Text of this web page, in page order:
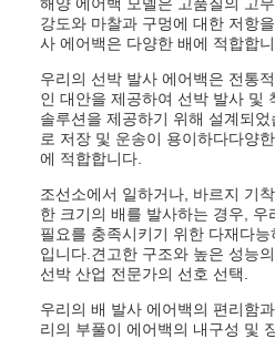
강도와 마찰과 구멍에 대한 저항
사 에어백은 다양한 배에 적합합
우리의 선박 발사 에어백은 전통
인 대안을 제공하여 선박 발사 및
솔루션을 제공하기 위해 설계되
로 저장 및 운송이 용이하다다양
에 적합합니다.
조선소에서 일하거나, 바르지 기
한 크기의 배를 발사하는 경우, 우
필요를 충족시키기 위한 다재다
입니다.견고한 구조와 높은 성능
선박 산업 전문가의 선호 선택.
우리의 배 발사 에어백의 편리함
리의 부풀이 에어백의 내구성 및